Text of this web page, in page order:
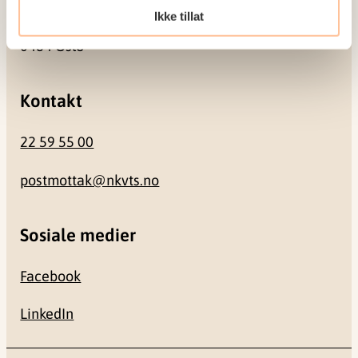
Ikke tillat
0484 Oslo
Kontakt
22 59 55 00
postmottak@nkvts.no
Sosiale medier
Facebook
LinkedIn